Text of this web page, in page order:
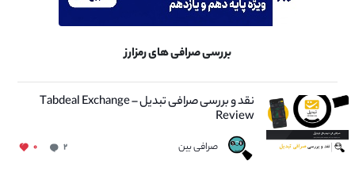
بررسی صرافی های رمزارز
نقد و بررسی صرافی تبدیل – Tabdeal Exchange
Review
صرافی بین ۲ ۰